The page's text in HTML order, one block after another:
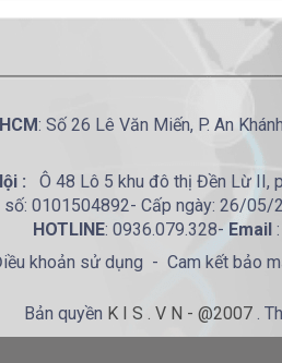
: Số 26 Lê Văn Miến, P. An
:
Ô 48 Lô 5 khu đô thị Đền Lừ II,
0101504892- Cấp ngày: 26/05/
HOTLINE: 0936.079.328- Email:
khoản sử dụng - Cam kết bảo
Bản quyền K I S . V N - @2007 .